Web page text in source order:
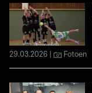
29.03.2026 Fotoen